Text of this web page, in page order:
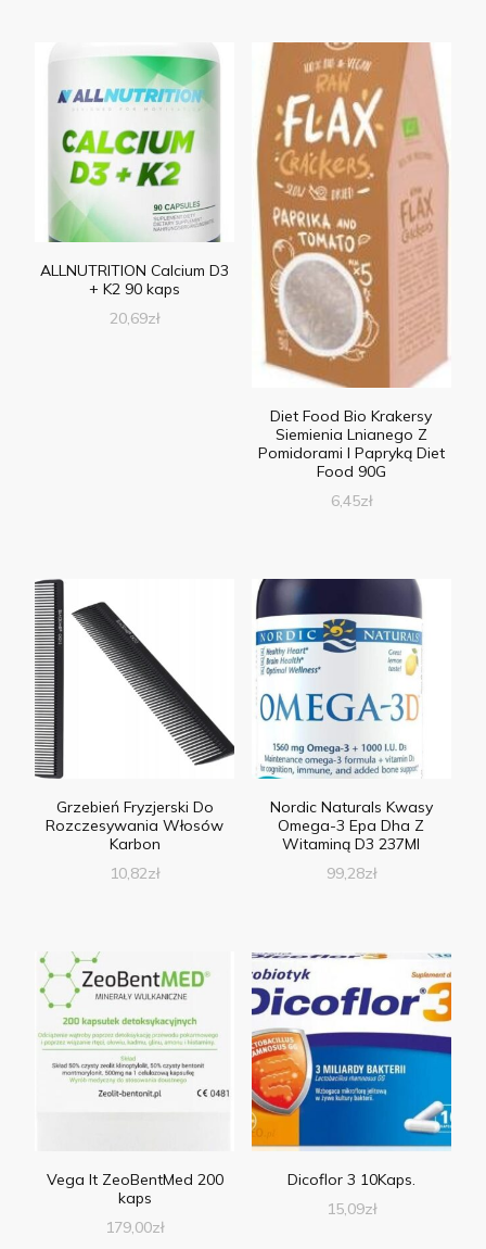
ALLNUTRITION Calcium D3
+ K2 90 kaps
20,69zł
Diet Food Bio Krakersy
Siemienia Lnianego Z
Pomidorami I Papryką Diet
Food 90G
6,45zł
Grzebień Fryzjerski Do
Rozczesywania Włosów
Karbon
10,82zł
Nordic Naturals Kwasy
Omega-3 Epa Dha Z
Witaminą D3 237Ml
99,28zł
Vega It ZeoBentMed 200
kaps
179,00zł
Dicoflor 3 10Kaps.
15,09zł